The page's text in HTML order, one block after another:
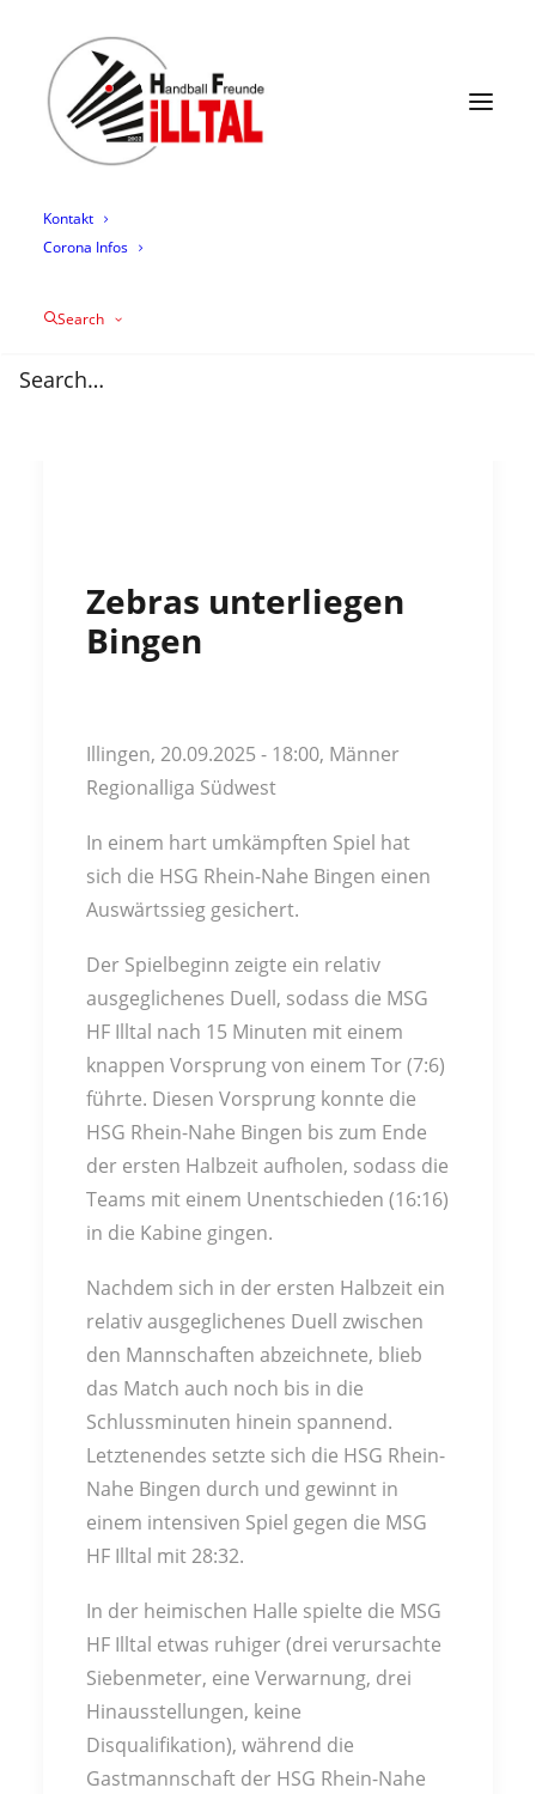
Termine
Mannschaften
Trainingszeiten
Mediathek
Über uns
Kontakt
Corona Infos
Search
Zebras unterliegen
Bingen
Illingen, 20.09.2025 - 18:00, Männer
Regionalliga Südwest
In einem hart umkämpften Spiel hat
sich die HSG Rhein-Nahe Bingen einen
Auswärtssieg gesichert.
Der Spielbeginn zeigte ein relativ
ausgeglichenes Duell, sodass die MSG
HF Illtal nach 15 Minuten mit einem
knappen Vorsprung von einem Tor (7:6)
führte. Diesen Vorsprung konnte die
HSG Rhein-Nahe Bingen bis zum Ende
der ersten Halbzeit aufholen, sodass die
Teams mit einem Unentschieden (16:16)
in die Kabine gingen.
Nachdem sich in der ersten Halbzeit ein
relativ ausgeglichenes Duell zwischen
den Mannschaften abzeichnete, blieb
das Match auch noch bis in die
Schlussminuten hinein spannend.
Letztenendes setzte sich die HSG Rhein-
Nahe Bingen durch und gewinnt in
einem intensiven Spiel gegen die MSG
HF Illtal mit 28:32.
In der heimischen Halle spielte die MSG
HF Illtal etwas ruhiger (drei verursachte
Siebenmeter, eine Verwarnung, drei
Hinausstellungen, keine
Disqualifikation), während die
Gastmannschaft der HSG Rhein-Nahe